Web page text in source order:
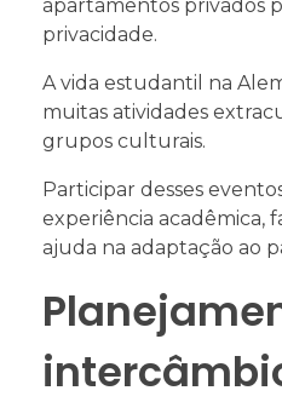
apartamentos privados
privacidade.
A vida estudantil na
muitas atividades
grupos culturais.
Participar desses
experiência acadêmica,
ajuda na adaptação ao